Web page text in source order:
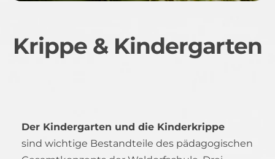
Krippe & Kindergarten
Der Kindergarten und die Kinderkrippe
sind wichtige Bestandteile des pädagogischen